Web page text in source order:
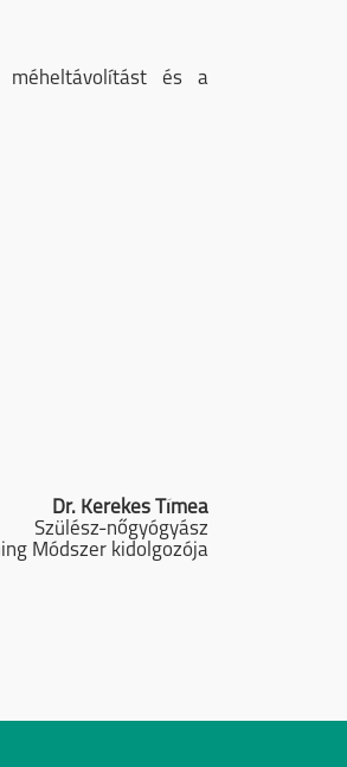
és a
Dr. Kerekes Tímea
Szülész-nőgyógyász
Módszer kidolgozója